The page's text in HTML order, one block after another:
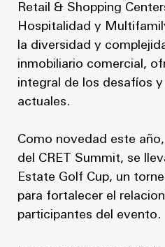
Retail & Shopping
Hospitalidad y
la diversidad y
inmobiliario comercial,
integral de los desafíos
actuales.
Como novedad este
del CRET Summit, se
Estate Golf Cup, un
para fortalecer el
participantes del evento.